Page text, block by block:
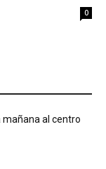
0
mañana al centro